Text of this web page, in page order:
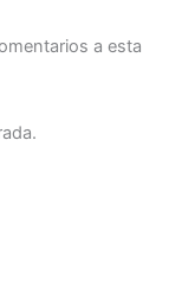
a esta